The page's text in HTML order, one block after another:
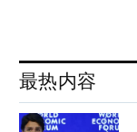
最热内容